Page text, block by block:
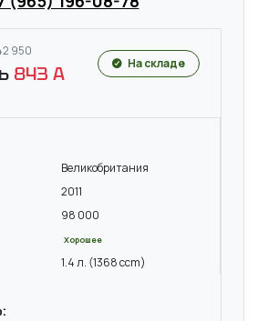
950
843 A
На складе
Великобритания
2011
98 000
Хорошее
1.4 л. (1368 ccm)